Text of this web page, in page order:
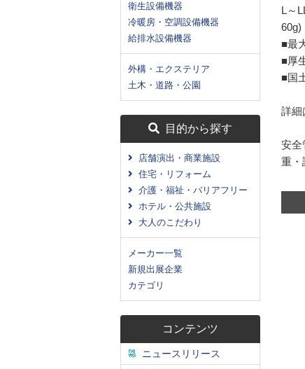
衛生設備機器
冷暖房・空調設備機器
給排水設備機器
外構・エクステリア
土木・道路・公園
目的から探す
店舗演出・商業施設
住宅・リフォーム
介護・福祉・バリアフリー
ホテル・公共施設
大人のこだわり
メーカー一覧
新規出展企業
カテゴリ
コンテンツ
ニュースリリース
L～
60g)
■最
■厚
■国
詳細
安全
重・